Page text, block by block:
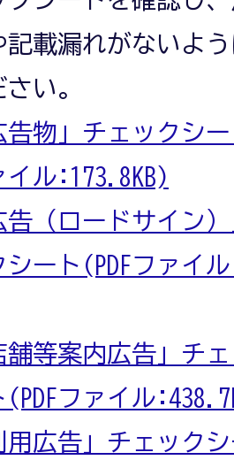
記載漏れがないよ
い。
告物」チェックシ
イル:173.8KB)
告（ロードサイン
シート(PDFファイ
舗等案内広告」チ
(PDFファイル
用広告」チェック